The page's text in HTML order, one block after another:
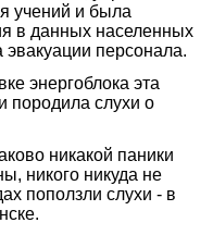
учений и была
в данных населенных
эвакуации персонала.
энергоблока эта
породила слухи о
никакой паники
никого никуда не
поползли слухи - в